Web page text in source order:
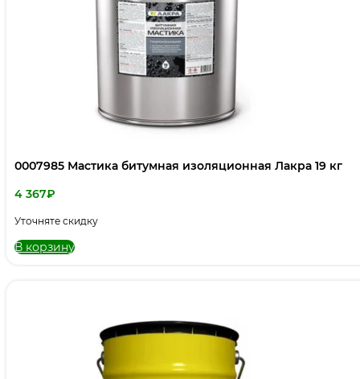
0007985 Мастика битумная изоляционная Лакра 19 кг
4 367₽
Уточняте скидку
В корзину